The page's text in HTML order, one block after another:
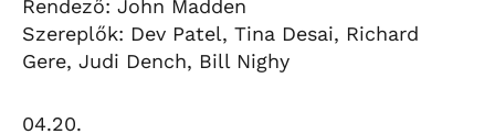
Rendező: John Madden
Szereplők: Dev Patel, Tina Desai, Richard
Gere, Judi Dench, Bill Nighy
04.20.